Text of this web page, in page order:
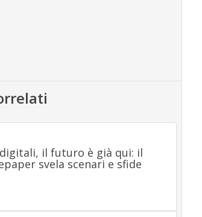
il futuro è già qui: il
svela scenari e sfide